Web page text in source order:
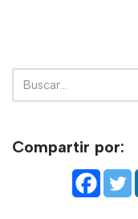
Compartir por: